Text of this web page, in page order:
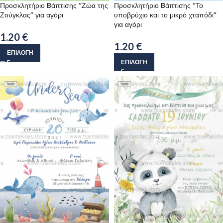
Προσκλητήριο Bάπτισης “Ζώα της
Ζούγκλας” για αγόρι
1.20 €
ΕΠΙΛΟΓΉ
Προσκλητήριο Bάπτισης “Το
υποβρύχιο και το μικρό χταπόδι”
για αγόρι
1.20 €
ΕΠΙΛΟΓΉ